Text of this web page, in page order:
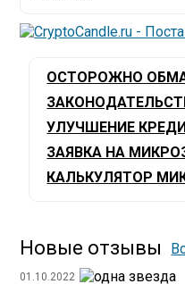
ОСТОРОЖНО
УЛУЧШЕНИЕ
ЗАЯВКА НА
КАЛЬКУЛЯТОР
Новые отзывы
01.10.2022